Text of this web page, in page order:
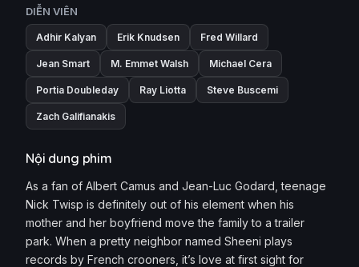
DIỄN VIÊN
Adhir Kalyan Erik Knudsen Fred Willard
Jean Smart M. Emmet Walsh Michael Cera
Portia Doubleday Ray Liotta Steve Buscemi
Zach Galifianakis
Nội dung phim
As a fan of Albert Camus and Jean-Luc Godard, teenage
Nick Twisp is definitely out of his element when his
mother and her boyfriend move the family to a trailer
park. When a pretty neighbor named Sheeni plays
records by French crooners, it’s love at first sight for